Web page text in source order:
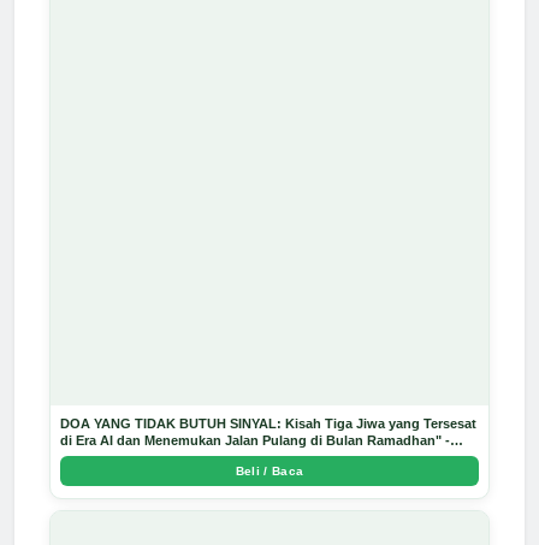
DOA YANG TIDAK BUTUH SINYAL: Kisah Tiga Jiwa yang Tersesat
di Era AI dan Menemukan Jalan Pulang di Bulan Ramadhan" -
Arda Dinata
Beli / Baca